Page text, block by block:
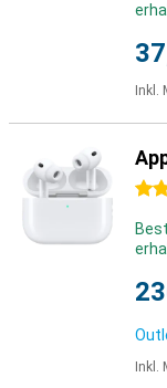
Inkl.
4.5
Inkl.